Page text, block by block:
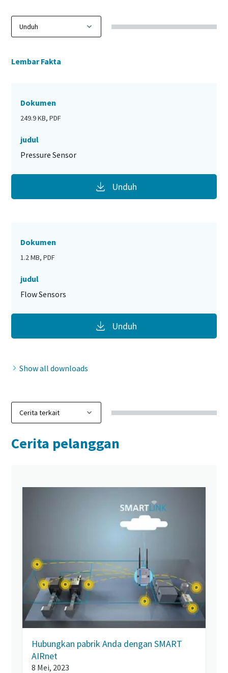
Lembar Fakta
Dokumen
249.9 KB, PDF
judul
Pressure Sensor
Unduh
Dokumen
1.2 MB, PDF
judul
Flow Sensors
Unduh
Show all downloads
Cerita pelanggan
Hubungkan pabrik Anda dengan SMART
AIRnet
8 Mei, 2023